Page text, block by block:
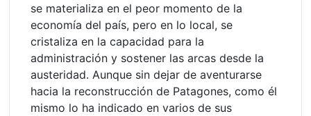
se materializa en el peor momento de la
economía del país, pero en lo local, se
cristaliza en la capacidad para la
administración y sostener las arcas desde la
austeridad. Aunque sin dejar de aventurarse
hacia la reconstrucción de Patagones, como él
mismo lo ha indicado en varios de sus